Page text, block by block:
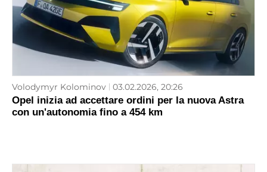
Volodymyr Kolominov 03.02.2026, 20:26
Opel inizia ad accettare ordini per la nuova Astra
con un'autonomia fino a 454 km